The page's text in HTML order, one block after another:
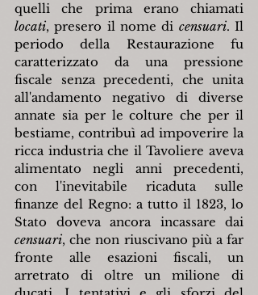
locati, presero il nome di censuari. Il
periodo della Restaurazione fu
caratterizzato da una pressione
fiscale senza precedenti, che unita
all'andamento negativo di diverse
annate sia per le colture che per il
bestiame, contribuì ad impoverire la
ricca industria che il Tavoliere aveva
alimentato negli anni precedenti,
con l'inevitabile ricaduta sulle
finanze del Regno: a tutto il 1823, lo
censuari, che non riuscivano più a far
fronte alle esazioni fiscali, un
arretrato di oltre un milione di